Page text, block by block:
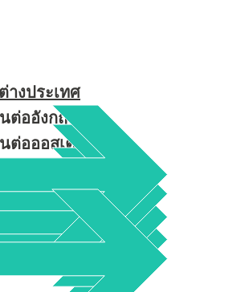
างประเทศ
ต่ออังกฤษ
ต่อออสเตรเลีย
ซัมเมอร์อังกฤษ
นมัธยมที่อังกฤษ